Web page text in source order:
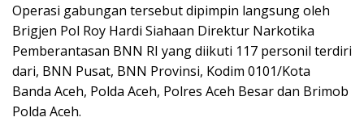
Operasi gabungan tersebut dipimpin langsung oleh
Brigjen Pol Roy Hardi Siahaan Direktur Narkotika
Pemberantasan BNN RI yang diikuti 117 personil terdiri
dari, BNN Pusat, BNN Provinsi, Kodim 0101/Kota
Banda Aceh, Polda Aceh, Polres Aceh Besar dan Brimob
Polda Aceh.